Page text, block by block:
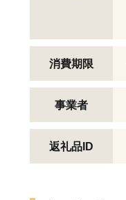
消費期限
事業者
返礼品ID